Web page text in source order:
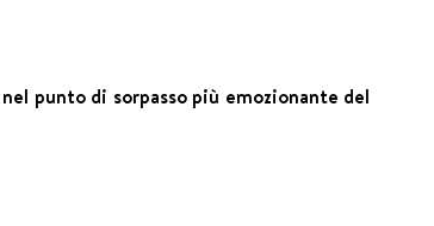
punto di sorpasso più emozionante del